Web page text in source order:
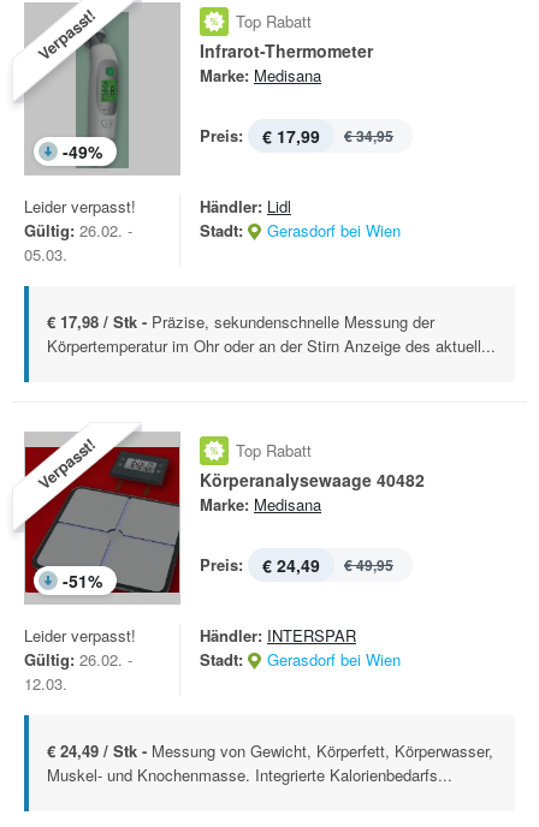
Verpasst!
-49%
Top Rabatt
Infrarot-Thermometer
Marke: Medisana
Preis: € 17,99 € 34,95
Leider verpasst!
Gültig: 26.02. -
05.03.
Händler: Lidl
Stadt:
Gerasdorf bei Wien
€ 17,98 / Stk - Präzise, sekundenschnelle Messung der
Körpertemperatur im Ohr oder an der Stirn Anzeige des aktuell...
Verpasst!
-51%
Top Rabatt
Körperanalysewaage 40482
Marke: Medisana
Preis: € 24,49 € 49,95
Leider verpasst!
Gültig: 26.02. -
12.03.
Händler: INTERSPAR
Stadt:
Gerasdorf bei Wien
€ 24,49 / Stk - Messung von Gewicht, Körperfett, Körperwasser,
Muskel- und Knochenmasse. Integrierte Kalorienbedarfs...